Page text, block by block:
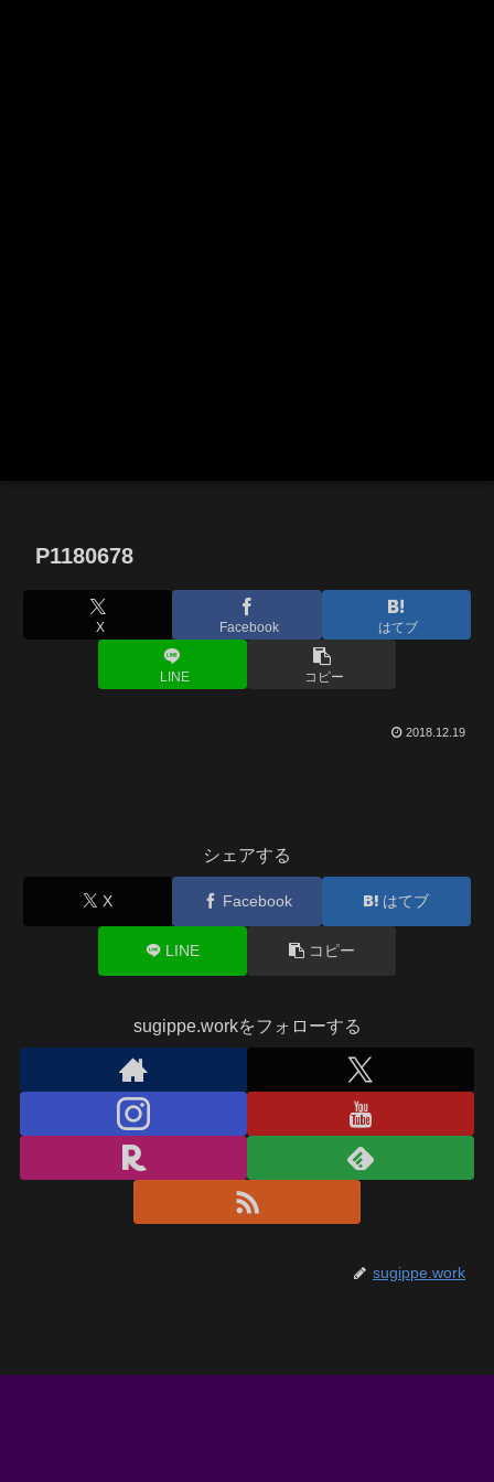
P1180678
X Facebook はてブ
LINE コピー
2018.12.19
シェアする
X Facebook はてブ
LINE コピー
sugippe.workをフォローする
sugippe.work